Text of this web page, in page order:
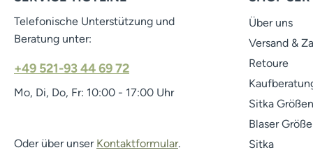
Telefonische Unterstützung und
Beratung unter:
+49 521-93 44 69 72
Mo, Di, Do, Fr: 10:00 - 17:00 Uhr
Oder über unser Kontaktformular.
Über uns
Versand &
Retoure
Sitka
Blaser
Sitka